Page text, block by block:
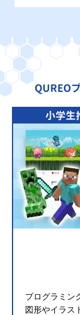
QUREO
小学生
プログラミン
図形やイラス